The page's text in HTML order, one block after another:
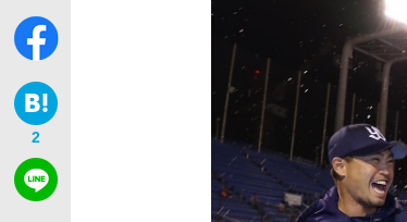
いまさら聞けない資産運用のす
2